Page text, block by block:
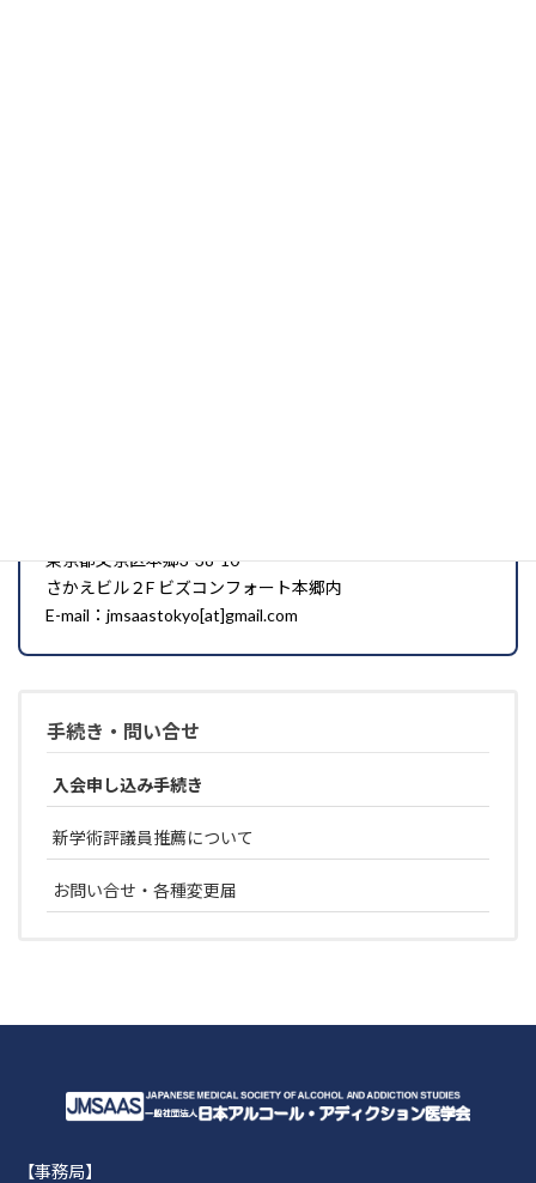
東京都文京区本郷3-38-10
さかえビル２F ビズコンフォート本郷内
E-mail：jmsaastokyo[at]gmail.com
手続き・問い合せ
入会申し込み手続き
新学術評議員推薦について
お問い合せ・各種変更届
【事務局】